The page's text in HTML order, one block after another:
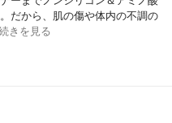
だから、肌の傷や体内の不調の
きを見る